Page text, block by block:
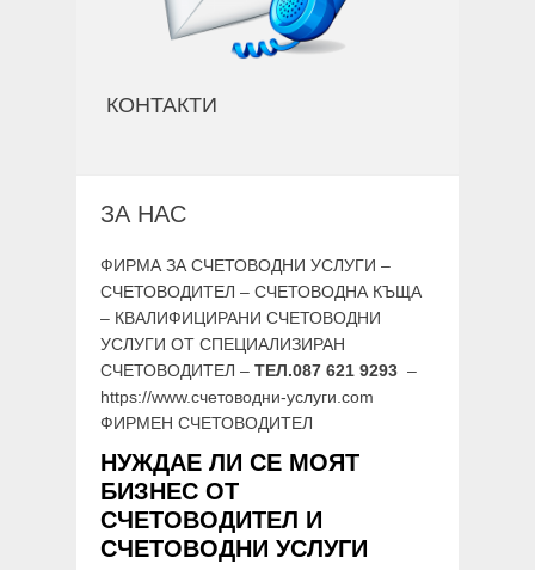
КОНТАКТИ
ЗА НАС
ФИРМА ЗА СЧЕТОВОДНИ УСЛУГИ –
СЧЕТОВОДИТЕЛ – СЧЕТОВОДНА КЪЩА
– КВАЛИФИЦИРАНИ СЧЕТОВОДНИ
УСЛУГИ ОТ СПЕЦИАЛИЗИРАН
СЧЕТОВОДИТЕЛ – ТЕЛ.087 621 9293 –
https://www.счетоводни-услуги.com
ФИРМЕН СЧЕТОВОДИТЕЛ
НУЖДАЕ ЛИ СЕ МОЯТ
БИЗНЕС ОТ
СЧЕТОВОДИТЕЛ И
СЧЕТОВОДНИ УСЛУГИ